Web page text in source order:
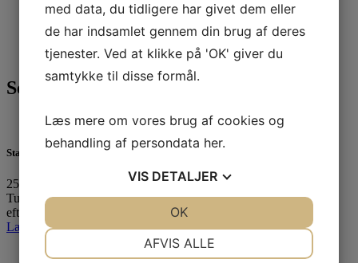
Nyheder(296)
Sejlerskolen
(17)
Tursejlads(27)
Ungdom(246)
Seneste 3 indlæg
Standernedhaling 2025
25. oktober 2025
Tusinde tak til alle, der havde trodset det utaknemmelige
efterårsvejr…
Læs mere »
med data, du tidligere har givet dem eller
de har indsamlet gennem din brug af deres
tjenester. Ved at klikke på 'OK' giver du
samtykke til disse formål.
Læs mere om vores brug af cookies og
behandling af persondata her.
VIS DETALJER
AFVIS ALLE
OK